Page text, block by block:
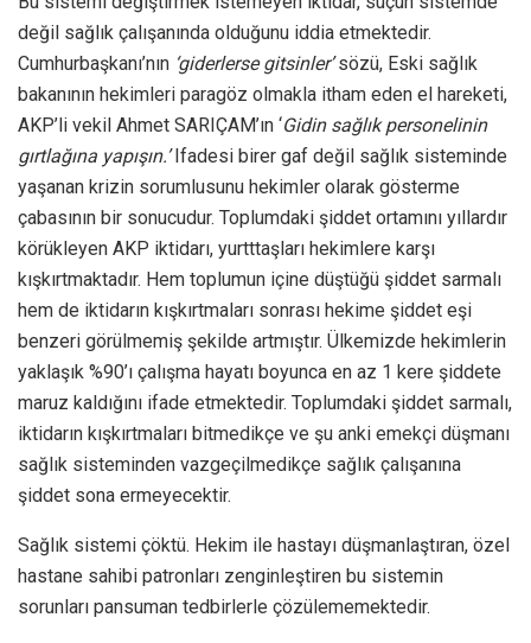
değil sağlık çalışanında olduğunu iddia etmektedir.
Cumhurbaşkanı’nın ‘giderlerse gitsinler’sözü, Eski sağlık
bakanının hekimleri paragöz olmakla itham eden el hareketi,
AKP’li vekil Ahmet SARIÇAM’ın ‘Gidin sağlık personelinin
gırtlağına yapışın.’Ifadesi birer gaf değil sağlık sisteminde
yaşanan krizin sorumlusunu hekimler olarak gösterme
çabasının bir sonucudur. Toplumdaki şiddet ortamını yıllardır
körükleyen AKP iktidarı, yurtttaşları hekimlere karşı
kışkırtmaktadır. Hem toplumun içine düştüğü şiddet sarmalı
hem de iktidarın kışkırtmaları sonrası hekime şiddet eşi
benzeri görülmemiş şekilde artmıştır. Ülkemizde hekimlerin
yaklaşık %90’ı çalışma hayatı boyunca en az 1 kere şiddete
maruz kaldığını ifade etmektedir. Toplumdaki şiddet sarmalı,
iktidarın kışkırtmaları bitmedikçe ve şu anki emekçi düşmanı
sağlık sisteminden vazgeçilmedikçe sağlık çalışanına
şiddet sona ermeyecektir.
Sağlık sistemi çöktü. Hekim ile hastayı düşmanlaştıran, özel
hastane sahibi patronları zenginleştiren bu sistemin
sorunları pansuman tedbirlerle çözülememektedir.